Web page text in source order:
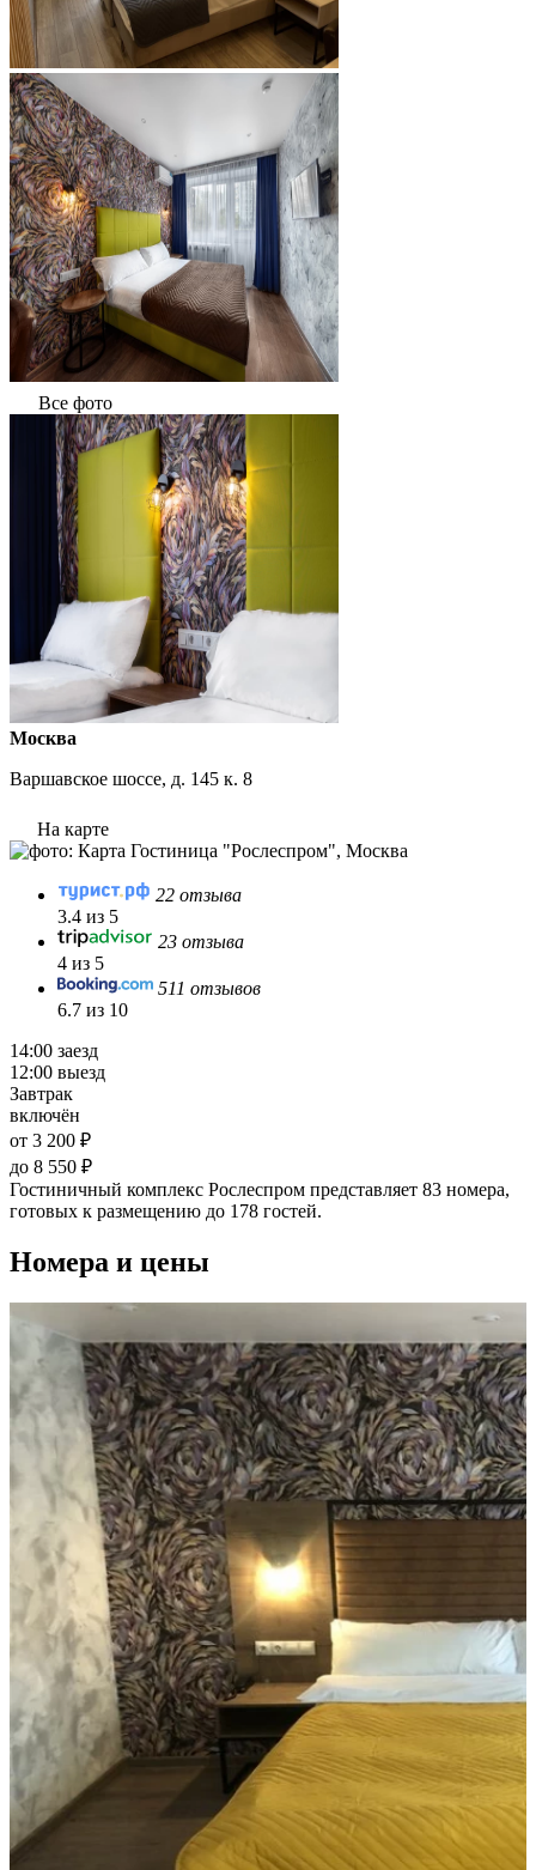
Все фото
Москва
Варшавское шоссе, д. 145 к. 8
На карте
22 отзыва
3.4 из 5
23 отзыва
4 из 5
511 отзывов
6.7 из 10
14:00 заезд
12:00 выезд
Завтрак
включён
от 3 200 ₽
до 8 550 ₽
Гостиничный комплекс Рослеспром представляет 83 номера,
готовых к размещению до 178 гостей.
Номера и цены